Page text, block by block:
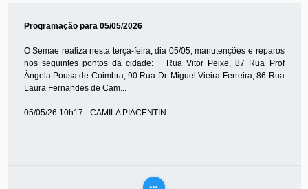
Programação para 05/05/2026
O Semae realiza nesta terça-feira, dia 05/05, manutenções e reparos
nos seguintes pontos da cidade: Rua Vitor Peixe, 87 Rua Prof
Ângela Pousa de Coimbra, 90 Rua Dr. Miguel Vieira Ferreira, 86 Rua
Laura Fernandes de Cam...
05/05/26 10h17 - CAMILA PIACENTIN